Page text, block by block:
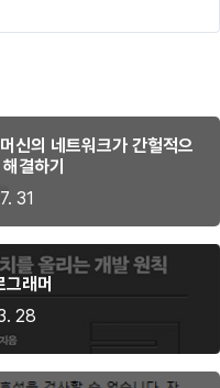
의 네트워크가 간헐적으
결하기
31
래머
28